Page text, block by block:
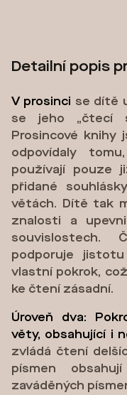
Detailní popis
V prosinci se dítě
se jeho „čtecí
Prosincové knihy
odpovídaly
používají pouze
přidané
větách. Dítě tak
znalosti a
souvislostech.
podporuje
vlastní pokrok,
ke čtení zásadní.
Úroveň dva:
věty, obsahující i
zvládá čtení
písmen
zaváděných